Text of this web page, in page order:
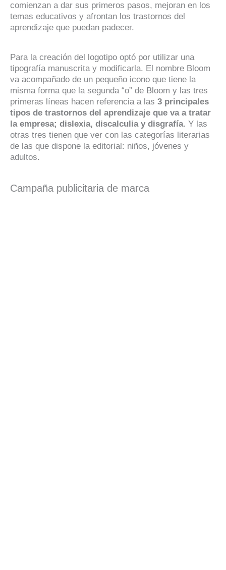
comienzan a dar sus primeros pasos, mejoran en los
temas educativos y afrontan los trastornos del
aprendizaje que puedan pa­decer.
Para la creación del logotipo optó por utilizar una
tipografía manuscrita y modificarla. El nombre Bloom
va acompañado de un pequeño icono que tiene la
misma forma que la segunda “o” de Bloom y las tres
primeras líneas hacen referencia a las 3 principales
tipos de trastornos del aprendizaje que va a tratar
la empresa; dislexia, discalculia y disgrafía. Y las
otras tres tienen que ver con las categorías literarias
de las que dispone la editorial: niños, jóvenes y
adultos.
Campaña publicitaria de marca